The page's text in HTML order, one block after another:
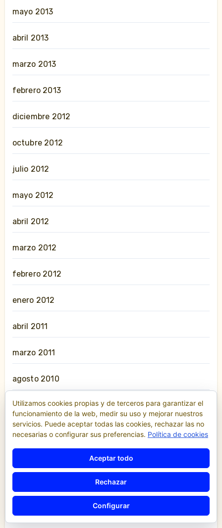
mayo 2013
abril 2013
marzo 2013
febrero 2013
diciembre 2012
octubre 2012
julio 2012
mayo 2012
abril 2012
marzo 2012
febrero 2012
enero 2012
abril 2011
marzo 2011
agosto 2010
julio 2010
mayo 2010
Utilizamos cookies propias y de terceros para garantizar el
funcionamiento de la web, medir su uso y mejorar nuestros
servicios. Puede aceptar todas las cookies, rechazar las no
necesarias o configurar sus preferencias. Política de cookies
Aceptar todo
Rechazar
Configurar